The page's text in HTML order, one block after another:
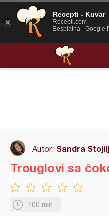
Autor: Sandra
100 min
Trouglovi sa
Recepti - Kuvar
Recepti.com
Besplatna - Google